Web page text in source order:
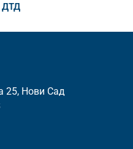
ДТД
25, Нови Сад